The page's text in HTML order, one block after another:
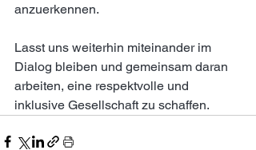
anzuerkennen.
Lasst uns weiterhin miteinander im
Dialog bleiben und gemeinsam daran
arbeiten, eine respektvolle und
inklusive Gesellschaft zu schaffen.